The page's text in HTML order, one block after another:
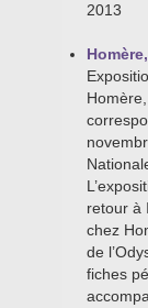
2013
Homère,
retour à
chez
de
fiches